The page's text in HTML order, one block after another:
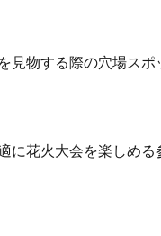
見物する際の穴場スポ
に花火大会を楽しめる